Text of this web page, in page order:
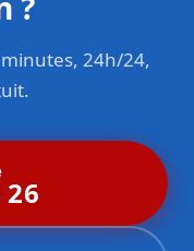
24h/24,
26